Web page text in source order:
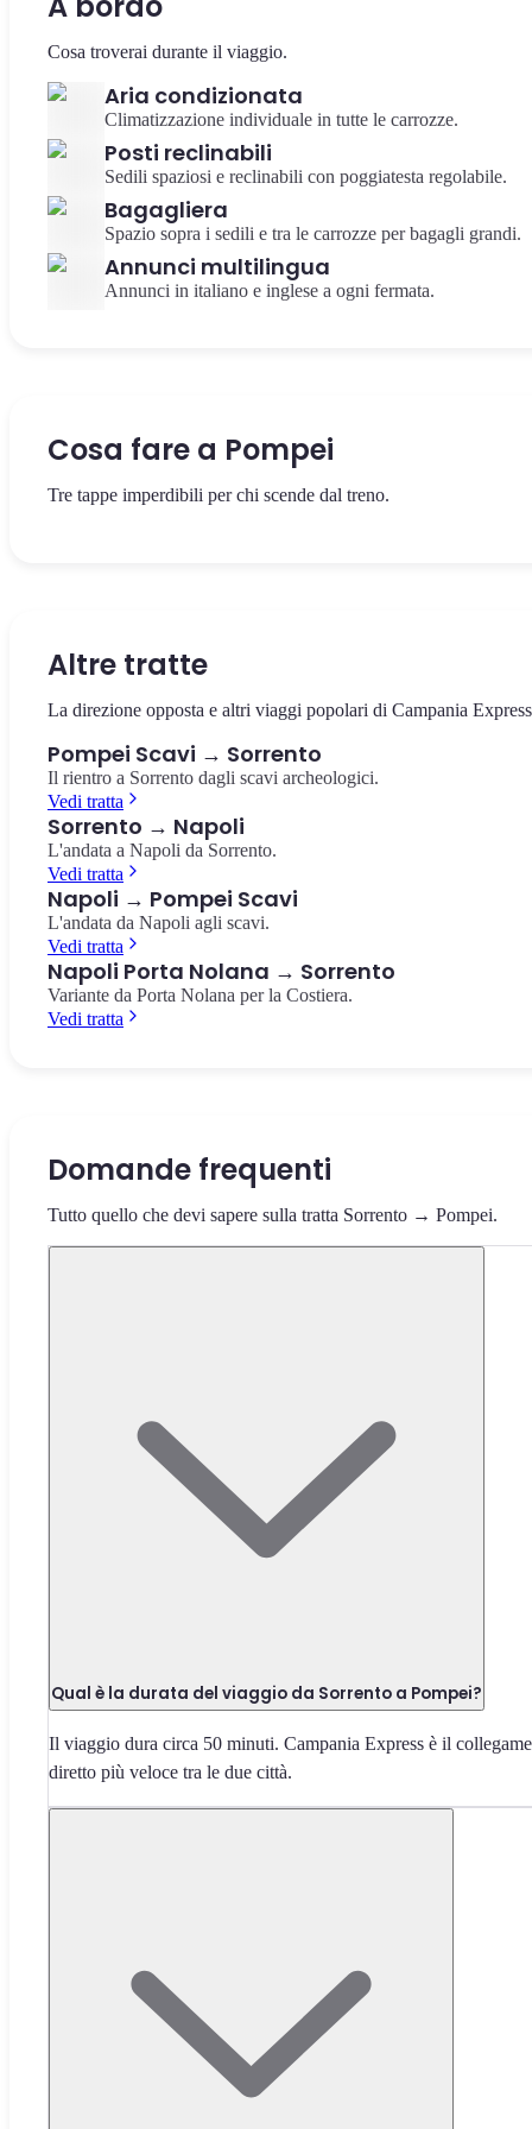
Cosa troverai durante il viaggio.
Aria condizionata
Climatizzazione individuale in tutte le carrozze.
Posti reclinabili
Sedili spaziosi e reclinabili con poggiatesta regolabile.
Bagagliera
Spazio sopra i sedili e tra le carrozze per bagagli grandi.
Annunci multilingua
Annunci in italiano e inglese a ogni fermata.
Cosa fare a Pompei
Tre tappe imperdibili per chi scende dal treno.
Altre tratte
La direzione opposta e altri viaggi popolari di Campania
Pompei Scavi → Sorrento
Il rientro a Sorrento dagli scavi archeologici.
Vedi tratta
Sorrento → Napoli
L'andata a Napoli da Sorrento.
Vedi tratta
Napoli → Pompei Scavi
L'andata da Napoli agli scavi.
Vedi tratta
Napoli Porta Nolana → Sorrento
Variante da Porta Nolana per la Costiera.
Vedi tratta
Domande frequenti
Tutto quello che devi sapere sulla tratta Sorrento → Pompei.
Qual è la durata del viaggio da Sorrento a Pompei?
Il viaggio dura circa 50 minuti. Campania Express è il
diretto più veloce tra le due città.